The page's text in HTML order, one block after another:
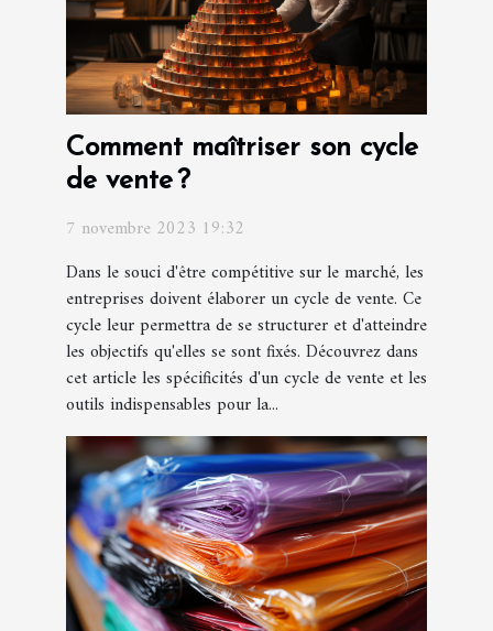
Comment maîtriser son cycle
de vente ?
7 novembre 2023 19:32
Dans le souci d'être compétitive sur le marché, les
entreprises doivent élaborer un cycle de vente. Ce
cycle leur permettra de se structurer et d'atteindre
les objectifs qu'elles se sont fixés. Découvrez dans
cet article les spécificités d'un cycle de vente et les
outils indispensables pour la...